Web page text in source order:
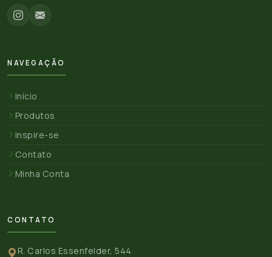
NAVEGAÇÃO
Início
Produtos
Inspire-se
Contato
Minha Conta
CONTATO
R. Carlos Essenfelder, 544